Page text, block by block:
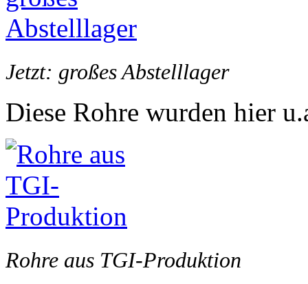
Jetzt: großes Abstelllager
Diese Rohre wurden hier
Rohre aus TGI-Produktion